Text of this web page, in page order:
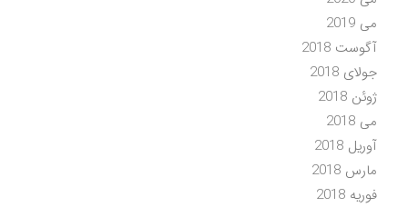
می 2019
آگوست 2018
جولای 2018
ژوئن 2018
می 2018
آوریل 2018
مارس 2018
فوریه 2018